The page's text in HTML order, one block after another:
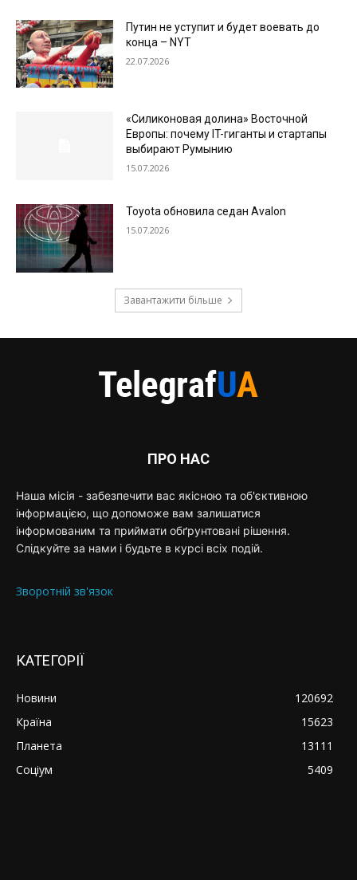
Путин не уступит и будет воевать до
конца – NYT
22.07.2026
«Силиконовая долина» Восточной
Европы: почему IT-гиганты и стартапы
выбирают Румынию
15.07.2026
Toyota обновила седан Avalon
15.07.2026
Завантажити більше
ПРО НАС
Наша місія - забезпечити вас якісною та об'єктивною
інформацією, що допоможе вам залишатися
інформованим та приймати обґрунтовані рішення.
Слідкуйте за нами і будьте в курсі всіх подій.
Зворотній зв'язок
КАТЕГОРІЇ
Новини
120692
Країна
15623
Планета
13111
Соціум
5409